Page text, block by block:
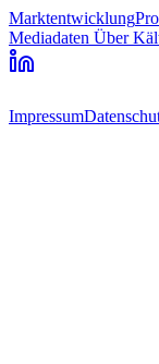
Marktentwicklung
Mediadaten Über
Impressum